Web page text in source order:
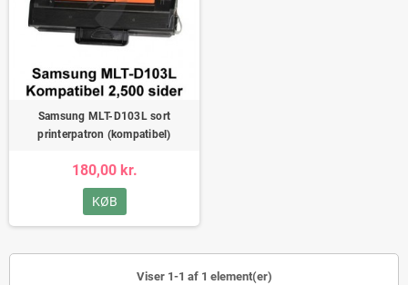
Samsung MLT-D103L sort
printerpatron (kompatibel)
180,00 kr.
KØB
Viser 1-1 af 1 element(er)